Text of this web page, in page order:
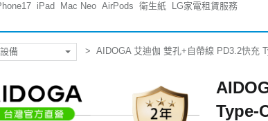
iPad Mac Neo AirPods 衛生紙 LG家電租賃服務
備 AIDOGA 艾迪伽 雙孔+自帶線 PD3.2快充
Type-